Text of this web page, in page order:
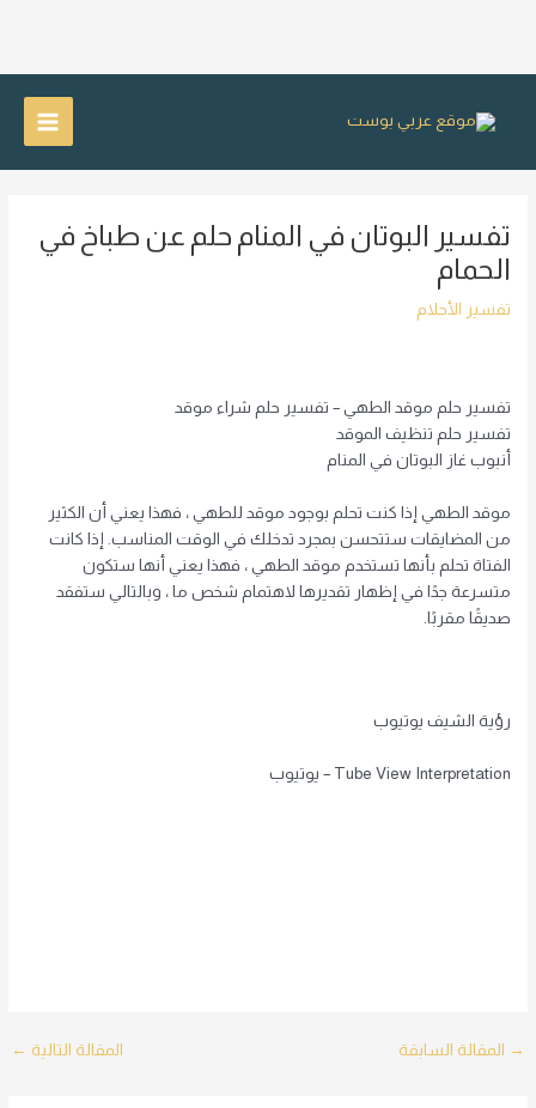
Main
تفسير البوتان في المنام حلم عن طباخ في
الحمام
تفسير الأحلام
تفسير حلم موقد الطهي – تفسير حلم شراء موقد
تفسير حلم تنظيف الموقد
أنبوب غاز البوتان في المنام
موقد الطهي إذا كنت تحلم بوجود موقد للطهي ، فهذا يعني أن الكثير
من المضايقات ستتحسن بمجرد تدخلك في الوقت المناسب. إذا كانت
الفتاة تحلم بأنها تستخدم موقد الطهي ، فهذا يعني أنها ستكون
متسرعة جدًا في إظهار تقديرها لاهتمام شخص ما ، وبالتالي ستفقد
صديقًا مقربًا.
رؤية الشيف يوتيوب
Tube View Interpretation – يوتيوب
Post
→ المقالة السابقة المقالة التالية ←